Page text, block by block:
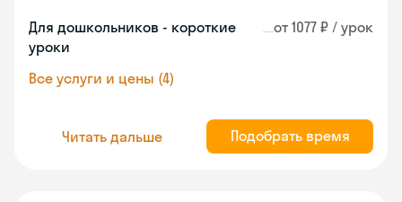
Для дошкольников - короткие
уроки
от 1077 ₽ / урок
Все услуги и цены (4)
Читать дальше Подобрать время